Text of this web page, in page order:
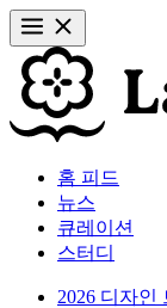
홈 피드
뉴스
큐레이션
스터디
2026 디자인